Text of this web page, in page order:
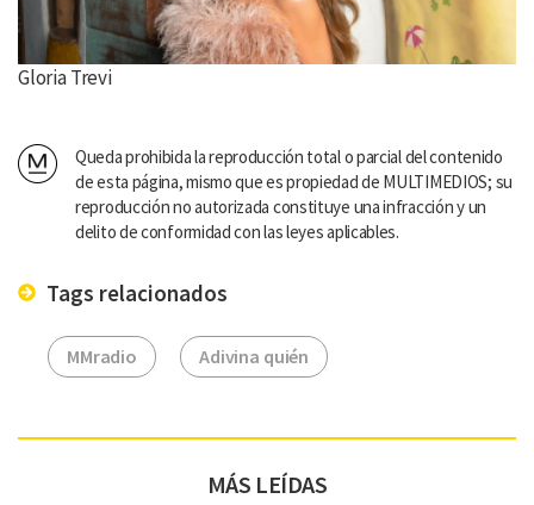
Gloria Trevi
Queda prohibida la reproducción total o parcial del contenido
de esta página, mismo que es propiedad de MULTIMEDIOS; su
reproducción no autorizada constituye una infracción y un
delito de conformidad con las leyes aplicables.
Tags relacionados
MMradio Adivina quién
MÁS LEÍDAS